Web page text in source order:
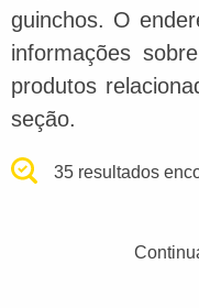
guinchos. O
informações
produtos
seção.
35 resultados